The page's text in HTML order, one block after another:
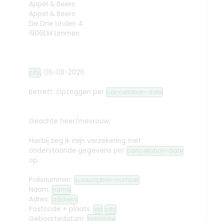
Appel & Beers
Appel & Beers
De Drie Linden 4
1906EM Limmen
city, 06-08-2026
Betreft: Opzeggen per cancellation-date
Geachte heer/mevrouw,
Hierbij zeg ik mijn verzekering met
onderstaande gegevens per cancellation-date
op.
Polisnummer: subscription-number
Naam: name
Adres: address
Postcode + plaats: zip city
Geboortedatum: birthdate